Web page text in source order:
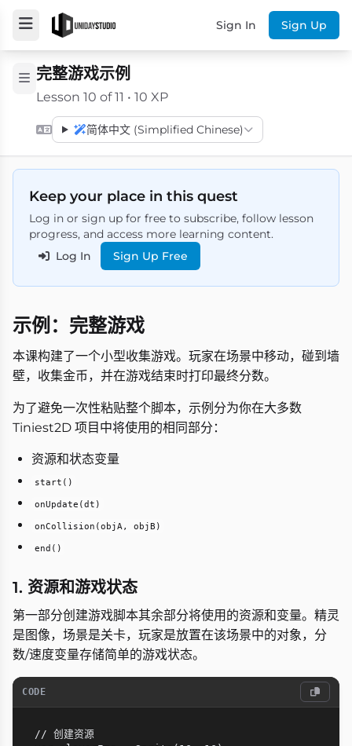
Sign In Sign Up
完整游戏示例
Lesson 10 of 11 • 10 XP
简体中文 (Simplified Chinese)
Keep your place in this quest
Log in or sign up for free to subscribe, follow lesson
progress, and access more learning content.
Log In
Sign Up Free
示例：完整游戏
本课构建了一个小型收集游戏。玩家在场景中移动，碰到墙
壁，收集金币，并在游戏结束时打印最终分数。
为了避免一次性粘贴整个脚本，示例分为你在大多数
Tiniest2D 项目中将使用的相同部分：
资源和状态变量
start()
onUpdate(dt)
onCollision(objA, objB)
end()
1. 资源和游戏状态
第一部分创建游戏脚本其余部分将使用的资源和变量。精灵
是图像，场景是关卡，玩家是放置在该场景中的对象，分
数/速度变量存储简单的游戏状态。
CODE
// 创建资源